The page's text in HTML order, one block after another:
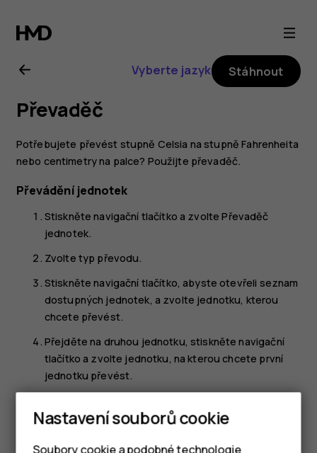
Uživatelská
příručka
k telefonu
Nokia
2720
Vyberte jazyk Stáhnout
Převaděč
Potřebujete převést stupně Celsia na stupně Fahrenheita
nebo centimetry na palce? Použijte převaděč.
Převádění jednotek
Stiskněte navigační tlačítko a zvoltePřevaděč
jednotek.
Zvolte typ převodu.
Stiskněte navigační tlačítko, abyste otevřeli seznam
dostupných jednotek, a zvolte jednotku, kterou
chcete převést.
Přejděte na druhou jednotku, stiskněte navigační
tlačítko a zvolte jednotku, na kterou chcete první
jednotku převést.
chcete převést. Převaděč automaticky zobrazí
Nastavení souborů cookie
Soubory cookie a podobné technologie